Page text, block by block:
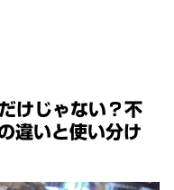
けじゃない？不
違いと使い分け